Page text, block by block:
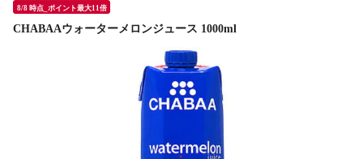
8/8 時点_ポイント最大11倍
CHABAAウォーターメロンジュース 1000ml